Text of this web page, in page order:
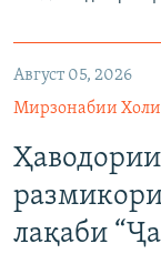
Август 05, 2026
Мирзонабии
лақаби